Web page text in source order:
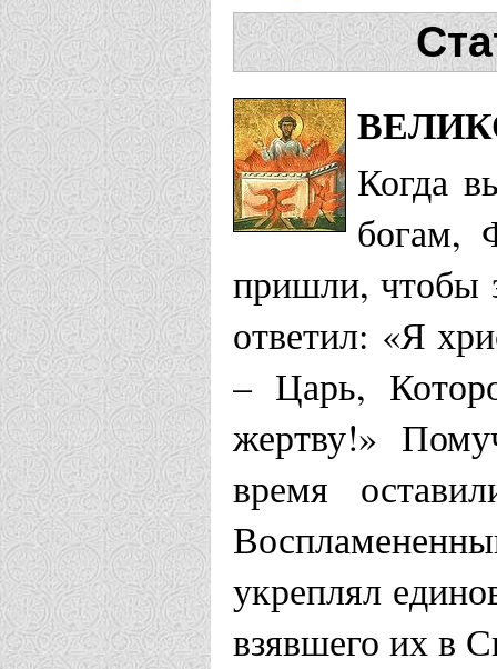
Когда
богам,
пришли, чтобы
ответил: «Я
– Царь,
жертву!»
время
укреплял
взявшего их в